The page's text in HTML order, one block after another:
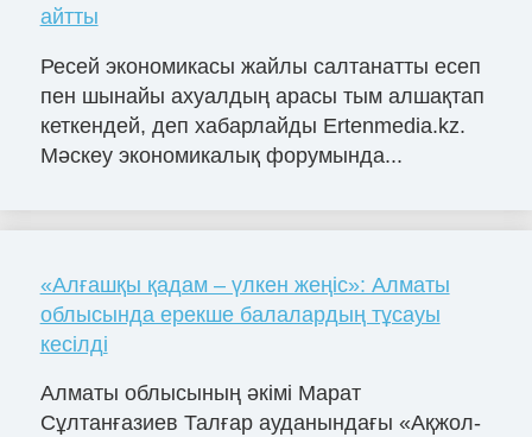
айтты
Ресей экономикасы жайлы салтанатты есеп
пен шынайы ахуалдың арасы тым алшақтап
кеткендей, деп хабарлайды Ertenmedia.kz.
Мәскеу экономикалық форумында...
«Алғашқы қадам – үлкен жеңіс»: Алматы
облысында ерекше балалардың тұсауы
кесілді
Алматы облысының әкімі Марат
Сұлтанғазиев Талғар ауданындағы «Ақжол-